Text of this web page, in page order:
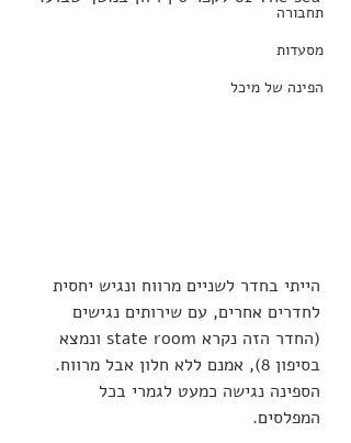
תחבורה
מסעדות
הפינה של מיכל
הייתי בחדר לשניים מרווח ונגיש יחסית
לחדרים אחרים, עם שירותים נגישים
(החדר הזה נקרא state room ונמצא
בסיפון 8), אמנם ללא חלון אבל מרווח.
הספינה נגישה כמעט לגמרי בכל
המפלסים.